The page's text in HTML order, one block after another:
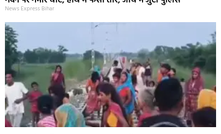
News Express Bihar